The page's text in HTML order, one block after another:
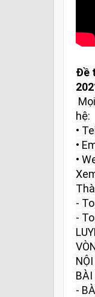
Đề
hệ:
•
•
•
-
-
BÀI
-